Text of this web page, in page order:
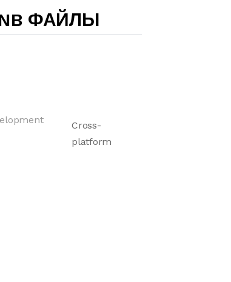
ФАЙЛЫ
Cross-
platform